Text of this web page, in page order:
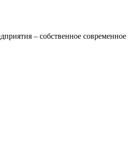
– собственное современное